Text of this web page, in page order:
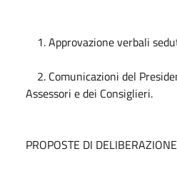
1. Approvazione verbali
2. Comunicazioni del
Assessori e dei Consiglieri.
PROPOSTE DI DELIBERAZIONE